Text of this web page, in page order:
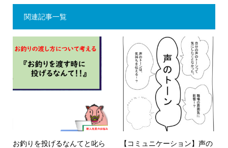
関連記事一覧
お釣りを投げるなんてと叱ら
【コミュニケーション】声の